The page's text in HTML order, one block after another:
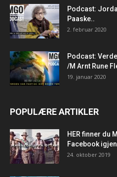
Podcast:
Paaske..
2. februar 2020
Podcast:
/M Arnt Rune
19. januar 2020
POPULÆRE ARTIKLER
HER finner du
Facebook
24. oktober 2019